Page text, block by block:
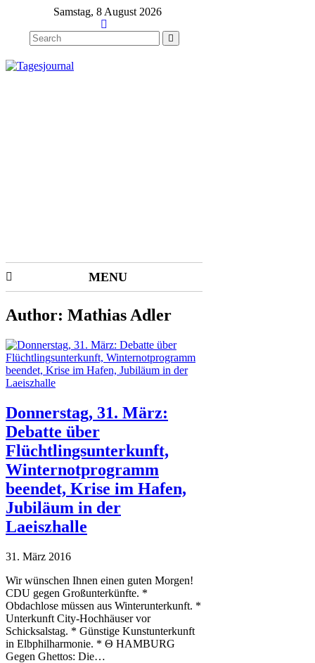
Samstag, 8 August 2026
MENU
Author: Mathias Adler
Donnerstag, 31. März:
Debatte über
Flüchtlingsunterkunft,
Winternotprogramm
beendet, Krise im Hafen,
Jubiläum in der
Laeiszhalle
31. März 2016
Wir wünschen Ihnen einen guten Morgen!
CDU gegen Großunterkünfte. *
Obdachlose müssen aus Winterunterkunft. *
Unterkunft City-Hochhäuser vor
Schicksalstag. * Günstige Kunstunterkunft
in Elbphilharmonie. * Θ HAMBURG
Gegen Ghettos: Die…